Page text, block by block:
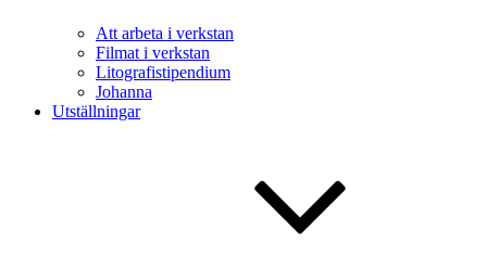
Att arbeta i verkstan
Filmat i verkstan
Litografistipendium
Johanna
Utställningar